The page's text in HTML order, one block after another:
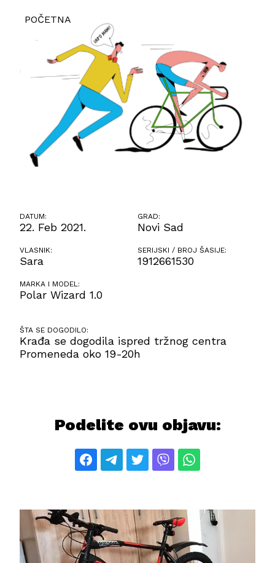
POČETNA
DATUM:
22. Feb 2021.
GRAD:
Novi Sad
VLASNIK:
Sara
SERIJSKI / BROJ ŠASIJE:
1912661530
MARKA I MODEL:
Polar Wizard 1.0
ŠTA SE DOGODILO:
Krađa se dogodila ispred tržnog centra
Promeneda oko 19-20h
Podelite ovu objavu: